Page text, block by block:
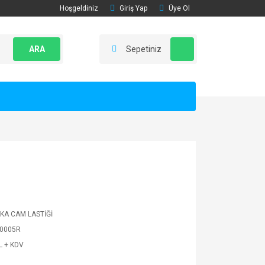
Hoşgeldiniz Giriş Yap Üye Ol
ARA Sepetiniz
CAM LASTİĞİ
+ KDV